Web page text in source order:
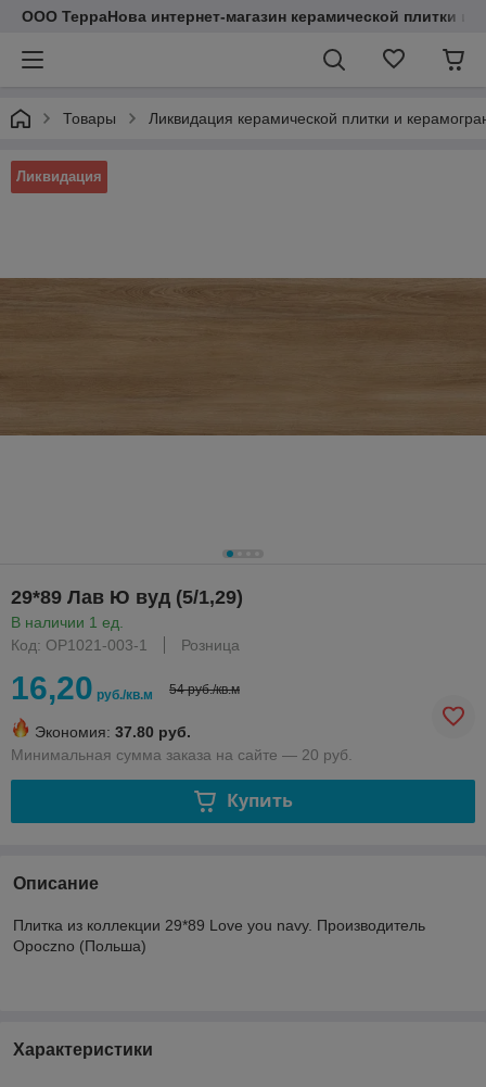
ООО ТерраНова интернет-магазин керамической плитки и
Товары Ликвидация керамической плитки и
Ликвидация
29*89 Лав Ю вуд (5/1,29)
В наличии 1 ед.
Код: OP1021-003-1
Розница
16,20 руб./кв.м 54 руб./кв.м
Экономия: 37.80 руб.
Минимальная сумма заказа на сайте — 20 руб.
Купить
Описание
Плитка из коллекции 29*89 Love you navy. Производитель
Opoczno (Польша)
Характеристики